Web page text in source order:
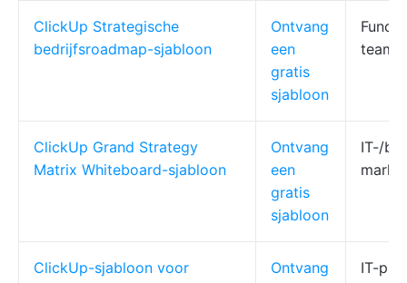
ClickUp Strategische
bedrijfsroadmap-sjabloon
Ontvang
een
gratis
sjabloon
ClickUp Grand Strategy
Matrix Whiteboard-sjabloon
Ontvang
een
gratis
sjabloon
IT-/
ClickUp-sjabloon voor
Ontvang
IT-